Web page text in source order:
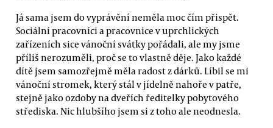
Já sama jsem do vyprávění neměla moc čím přispět.
Sociální pracovníci a pracovnice v uprchlických
zařízeních sice vánoční svátky pořádali, ale my jsme
příliš nerozuměli, proč se to vlastně děje. Jako každé
dítě jsem samozřejmě měla radost z dárků. Líbil se mi
vánoční stromek, který stál v jídelně nahoře v patře,
stejně jako ozdoby na dveřích ředitelky pobytového
střediska. Nic hlubšího jsem si z toho ale neodnesla.